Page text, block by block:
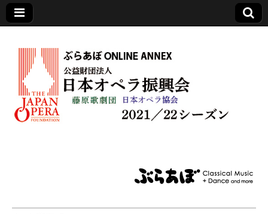
日本オペラ振興会